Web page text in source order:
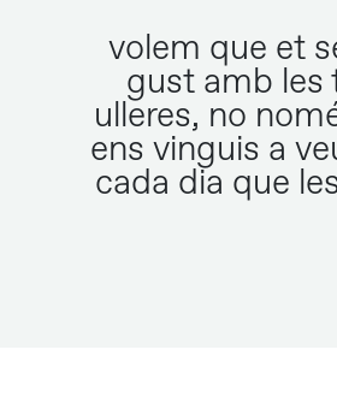
volem que et
gust amb les
ulleres, no
ens vinguis a
cada dia que